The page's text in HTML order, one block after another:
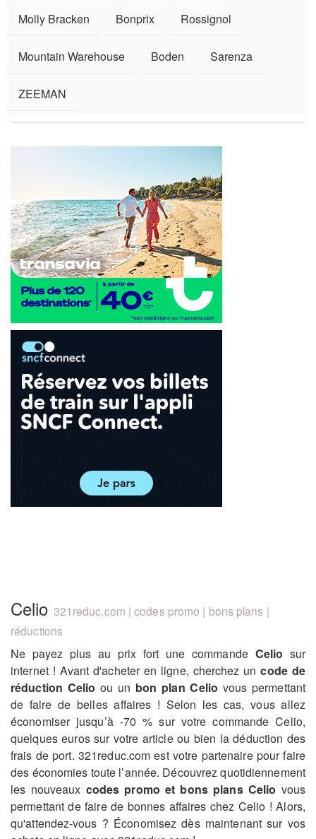
Molly Bracken Bonprix Rossignol
Mountain Warehouse Boden Sarenza
ZEEMAN
Celio 321reduc.com | codes promo | bons plans |
réductions
Ne payez plus au prix fort une commande Celio sur
internet ! Avant d'acheter en ligne, cherchez uncode de
réduction Celio ou un bon plan Celio vous permettant
de faire de belles affaires ! Selon les cas, vous allez
économiser jusqu’à -70 % sur votre commande Celio,
quelques euros sur votre article ou bien la déduction des
frais de port. 321reduc.com est votre partenaire pour faire
des économies toute l’année. Découvrez quotidiennement
les nouveaux codes promo et bons plans Celio vous
permettant de faire de bonnes affaires chez Celio ! Alors,
qu'attendez-vous ? Économisez dès maintenant sur vos